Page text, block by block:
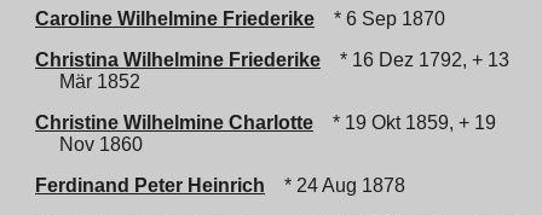
Caroline Wilhelmine Friederike
* 6 Sep 1870
Christina Wilhelmine Friederike
* 16 Dez 1792, + 13
Mär 1852
Christine Wilhelmine Charlotte
* 19 Okt 1859, + 19
Nov 1860
Ferdinand Peter Heinrich
* 24 Aug 1878